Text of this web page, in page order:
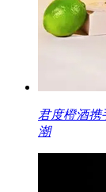
君度橙酒携
潮